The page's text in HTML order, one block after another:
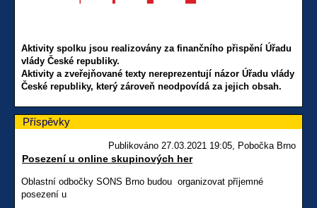
Aktivity spolku jsou realizovány za finančního přispění Úřadu
vlády České republiky.
Aktivity a zveřejňované texty nereprezentují názor Úřadu vlády
České republiky, který zároveň neodpovídá za jejich obsah.
Příspěvky
Publikováno 27.03.2021 19:05, Pobočka Brno
Posezení u online skupinových her
Oblastní odbočky SONS Brno budou organizovat příjemné
posezení u